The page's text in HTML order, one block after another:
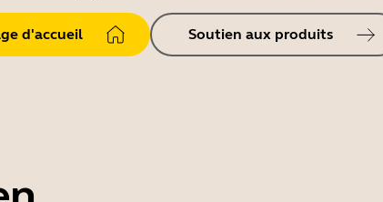
d'accueil Soutien aux produits